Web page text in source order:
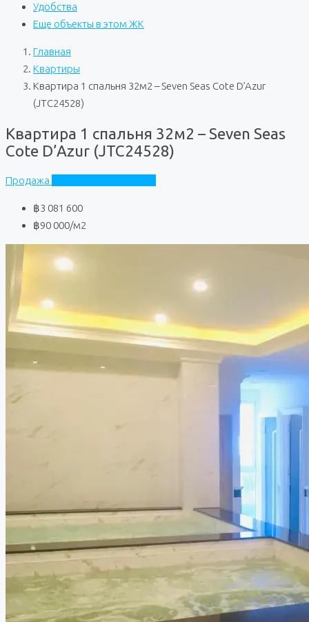
Удобства
Еще объекты в этом ЖК
Главная
Квартиры
Квартира 1 спальня 32м2 – Seven Seas Cote D’Azur
(JTC24528)
Квартира 1 спальня 32м2 – Seven Seas
Cote D’Azur (JTC24528)
Продажа
฿3 081 600
฿90 000/м2